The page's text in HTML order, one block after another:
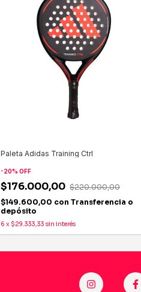
Paleta Adidas Training Ctrl
-20% OFF
$176.000,00 $220.000,00
$149.600,00 con Transferencia o
depósito
6 x $29.333,33 sin interés